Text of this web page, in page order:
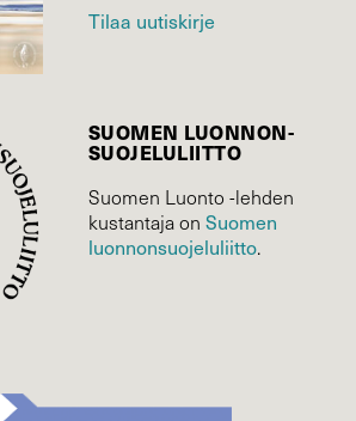
Tilaa uutiskirje
SUOMEN LUONNON­
SUOJELU­LIITTO
Suomen Luonto -lehden
kustantaja on Suomen
luonnonsuojelu­liitto.